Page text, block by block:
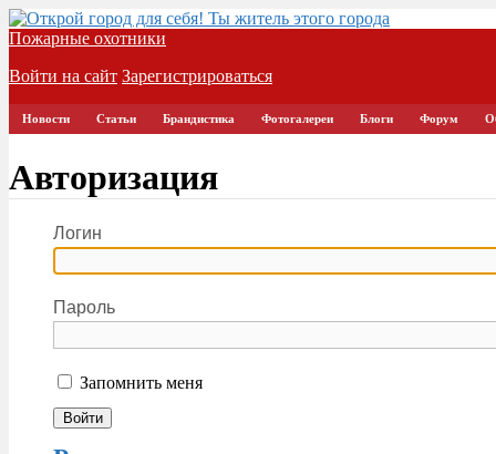
Пожарные охотники
Войти на сайт Зарегистрироваться
Новости Статьи Брандистика Фотогалереи Блоги Форум
Авторизация
Логин
Пароль
Запомнить меня